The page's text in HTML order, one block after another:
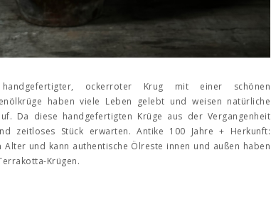
handgefertigter, ockerroter Krug mit einer schönen
haben viele Leben gelebt und weisen natürliche
Da diese handgefertigten Krüge aus der Vergangenheit
zeitloses Stück erwarten. Antike 100 Jahre + Herkunft:
und kann authentische Ölreste innen und außen haben
Krügen.